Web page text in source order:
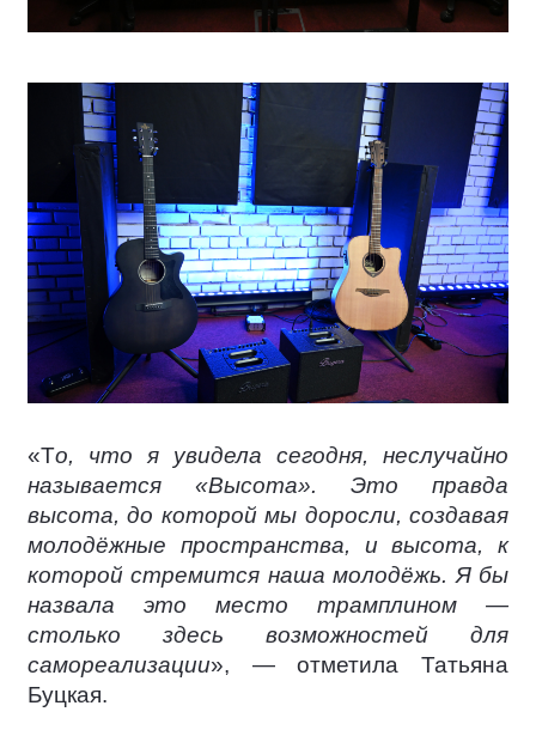
«То, что я увидела сегодня, неслучайно
называется «Высота». Это правда
высота, до которой мы доросли, создавая
молодёжные пространства, и высота, к
которой стремится наша молодёжь. Я бы
назвала это место трамплином —
столько здесь возможностей для
самореализации», — отметила Татьяна
Буцкая.